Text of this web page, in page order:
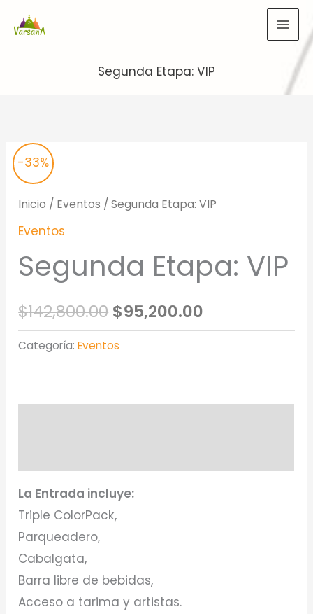
Segunda Etapa: VIP
-33%
Inicio / Eventos / Segunda Etapa: VIP
Eventos
Segunda Etapa: VIP
$142,800.00
$142,800.00.
$95,200.00
$95,200.00.
Categoría:Eventos
La Entrada incluye:
Triple ColorPack,
Parqueadero,
Cabalgata,
Barra libre de bebidas,
Acceso a tarima y artistas.